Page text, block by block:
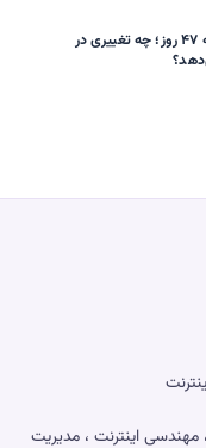
کاهش اعتبار SSL/TLS به ۴۷ روز؛ چه تغییری در
اینترنت ، مدیریت